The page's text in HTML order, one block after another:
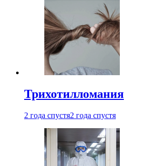
Трихотилломания
2 года спустя2 года спустя